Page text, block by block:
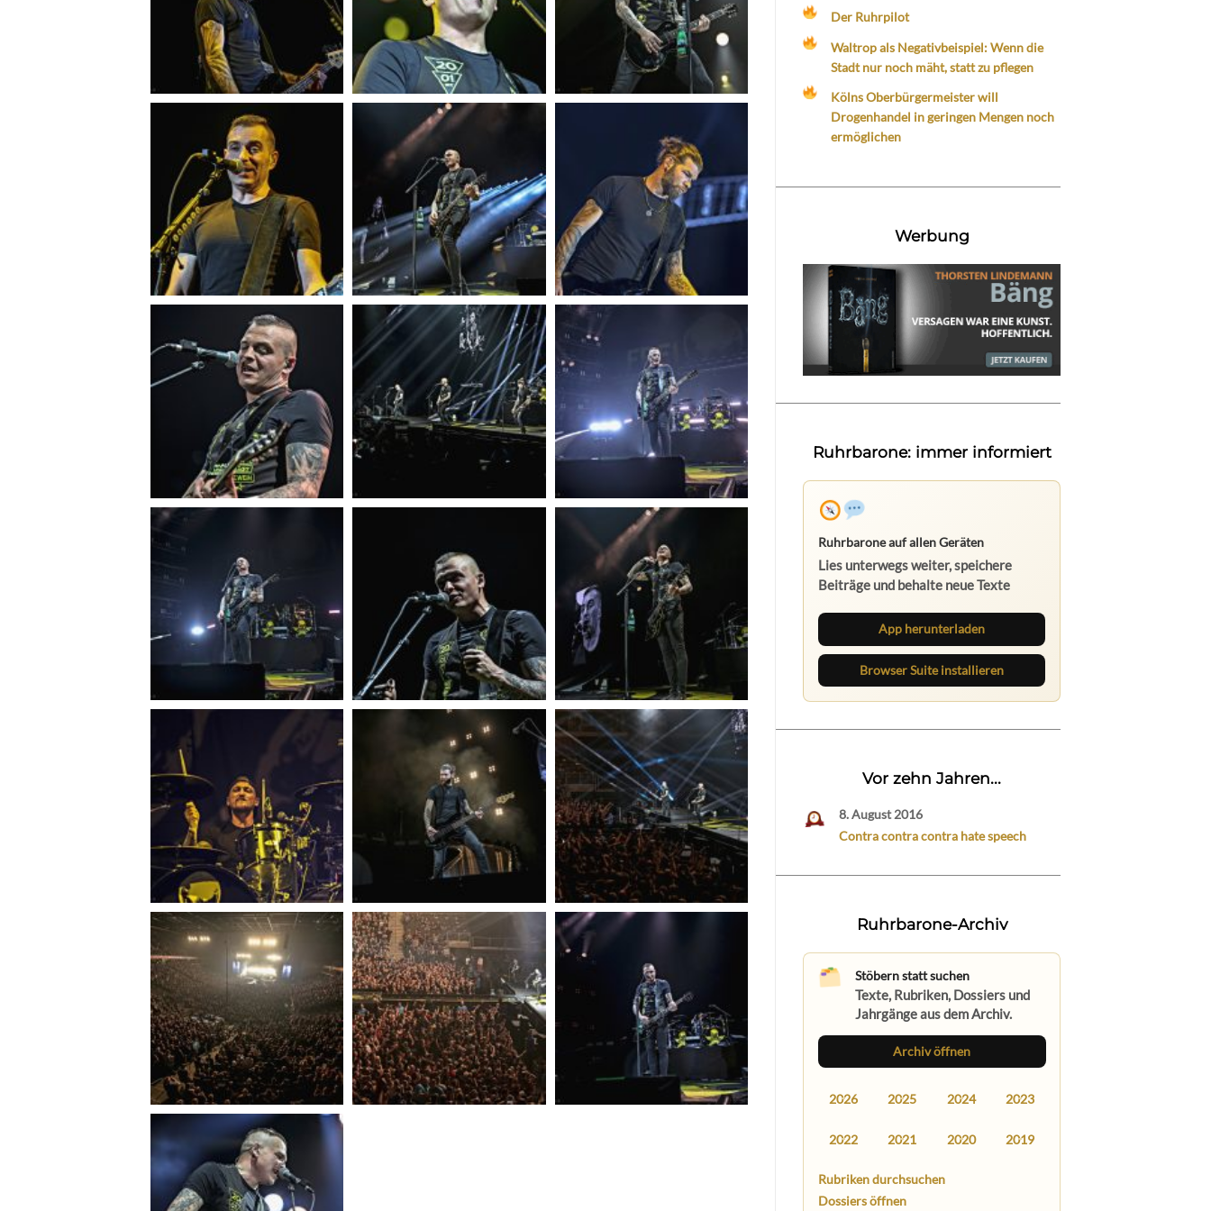
Der Ruhrpilot
Waltrop als Negativbeispiel: Wenn die
Stadt nur noch mäht, statt zu pflegen
Kölns Oberbürgermeister will
Drogenhandel in geringen Mengen noch
ermöglichen
Werbung
Ruhrbarone: immer informiert
Ruhrbarone auf allen Geräten
Lies unterwegs weiter, speichere
Beiträge und behalte neue Texte
App herunterladen
Browser Suite installieren
Vor zehn Jahren...
8. August 2016
Contra contra contra hate speech
Ruhrbarone-Archiv
Stöbern statt suchen
Texte, Rubriken, Dossiers und
Jahrgänge aus dem Archiv.
Archiv öffnen
2026 2025 2024 2023
2022 2021 2020 2019
Rubriken durchsuchen
Dossiers öffnen